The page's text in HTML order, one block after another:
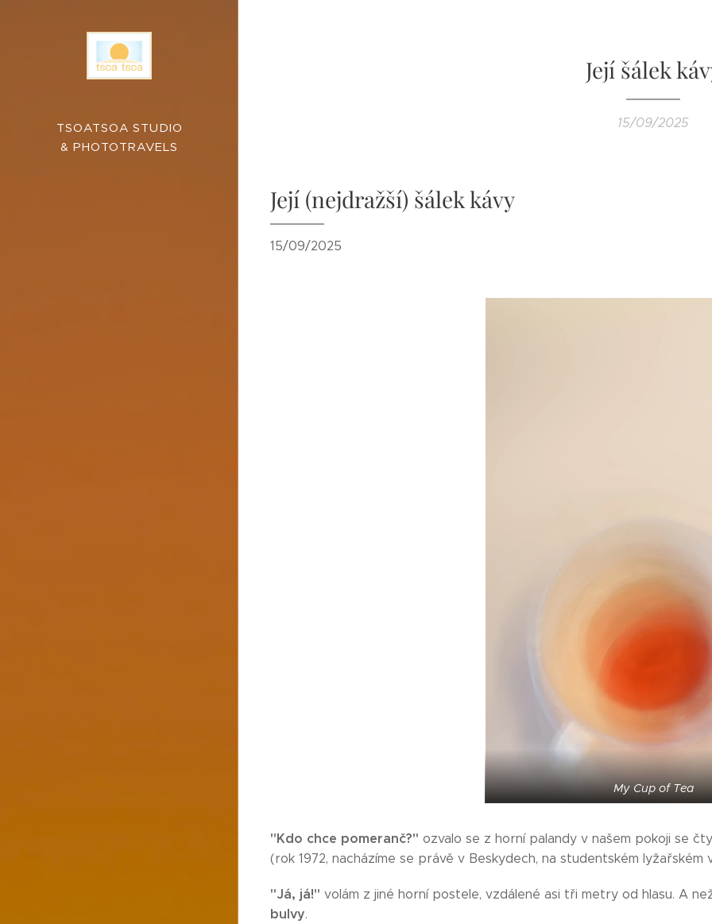
TSOATSOA STUDIO
& PHOTOTRAVELS
Její šálek
15/09/2025
Její (nejdražší) šálek kávy
15/09/2025
My Cup of Tea
"Kdo chce pomeranč?" ozvalo se z horní palandy v našem pokoji se
(rok 1972, nacházíme se právě v Beskydech, na studentském lyžařském
"Já, já!" volám z jiné horní postele, vzdálené asi tři metry od hlasu. A
bulvy.